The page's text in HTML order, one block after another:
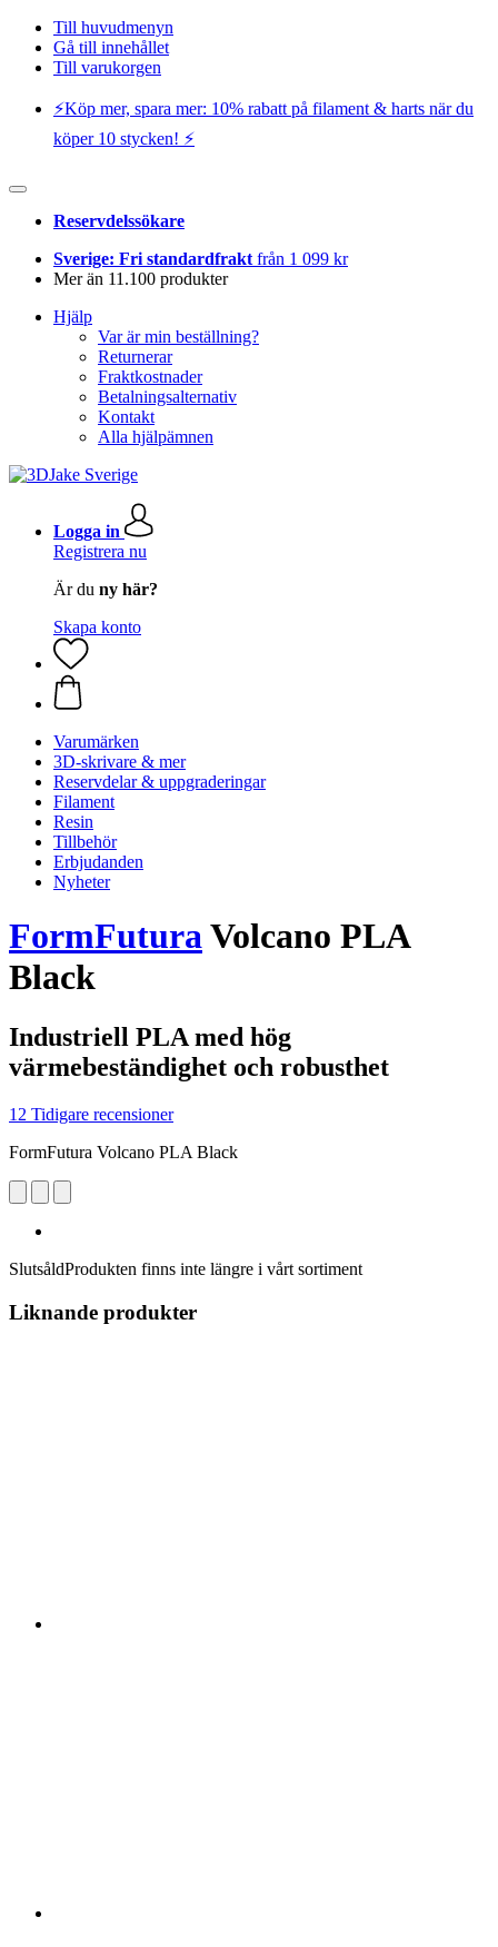
Till huvudmenyn
Gå till innehållet
Till varukorgen
⚡️Köp mer, spara mer: 10% rabatt på filament & harts när du
köper 10 stycken! ⚡️
Reservdelssökare
Sverige: Fri standardfrakt från 1 099 kr
Mer än 11.100 produkter
Hjälp
Var är min beställning?
Returnerar
Fraktkostnader
Betalningsalternativ
Kontakt
Alla hjälpämnen
Logga in
Registrera nu
Är du ny här?
Skapa konto
Varumärken
3D-skrivare & mer
Reservdelar & uppgraderingar
Filament
Resin
Tillbehör
Erbjudanden
Nyheter
FormFuturaVolcano PLA
Black
Industriell PLA med hög
värmebeständighet och robusthet
12 Tidigare recensioner
FormFutura Volcano PLA Black
SlutsåldProdukten finns inte längre i vårt sortiment
Liknande produkter